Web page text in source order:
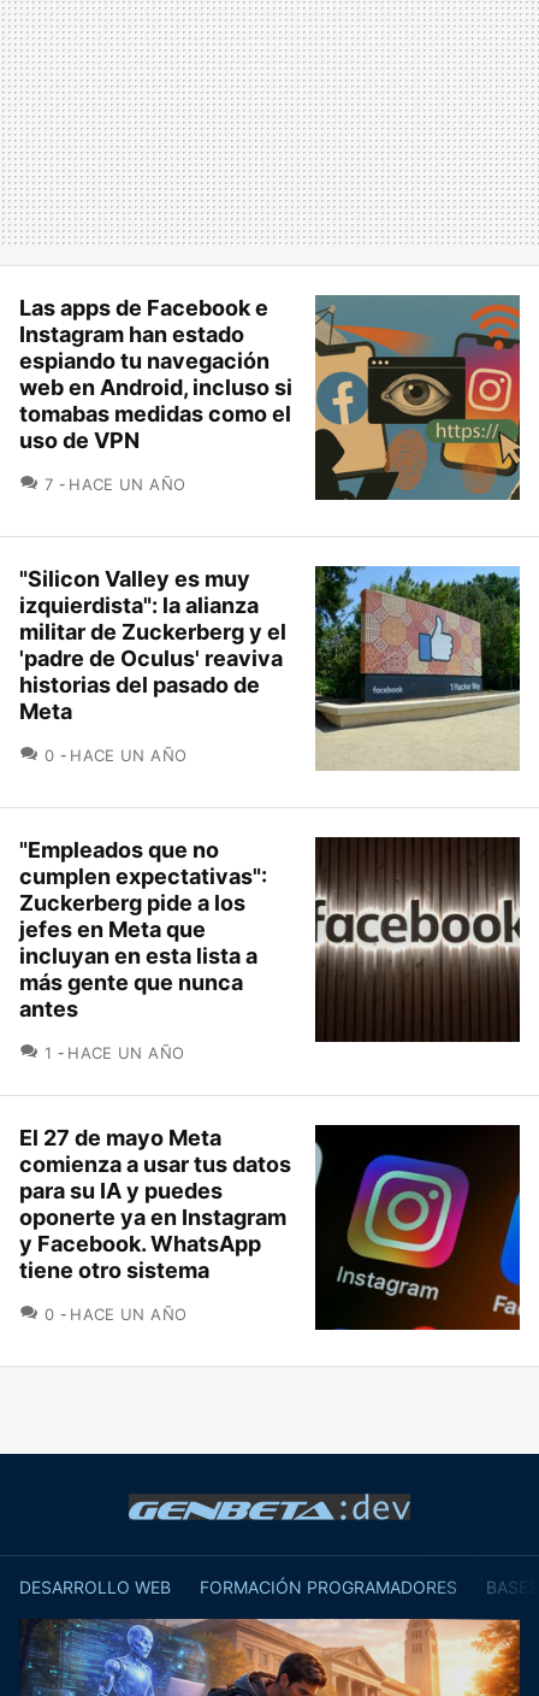
Las apps de Facebook e
Instagram han estado
espiando tu navegación
web en Android, incluso si
tomabas medidas como el
uso de VPN
7 COMENTARIOS
HACE UN AÑO
"Silicon Valley es muy
izquierdista": la alianza
militar de Zuckerberg y el
'padre de Oculus' reaviva
historias del pasado de
Meta
0 COMENTARIOS
HACE UN AÑO
"Empleados que no
cumplen expectativas":
Zuckerberg pide a los
jefes en Meta que
incluyan en esta lista a
más gente que nunca
antes
1 COMENTARIOS
HACE UN AÑO
El 27 de mayo Meta
comienza a usar tus datos
para su IA y puedes
oponerte ya en Instagram
y Facebook. WhatsApp
tiene otro sistema
0 COMENTARIOS
HACE UN AÑO
DESARROLLO WEB FORMACIÓN PROGRAMADORES